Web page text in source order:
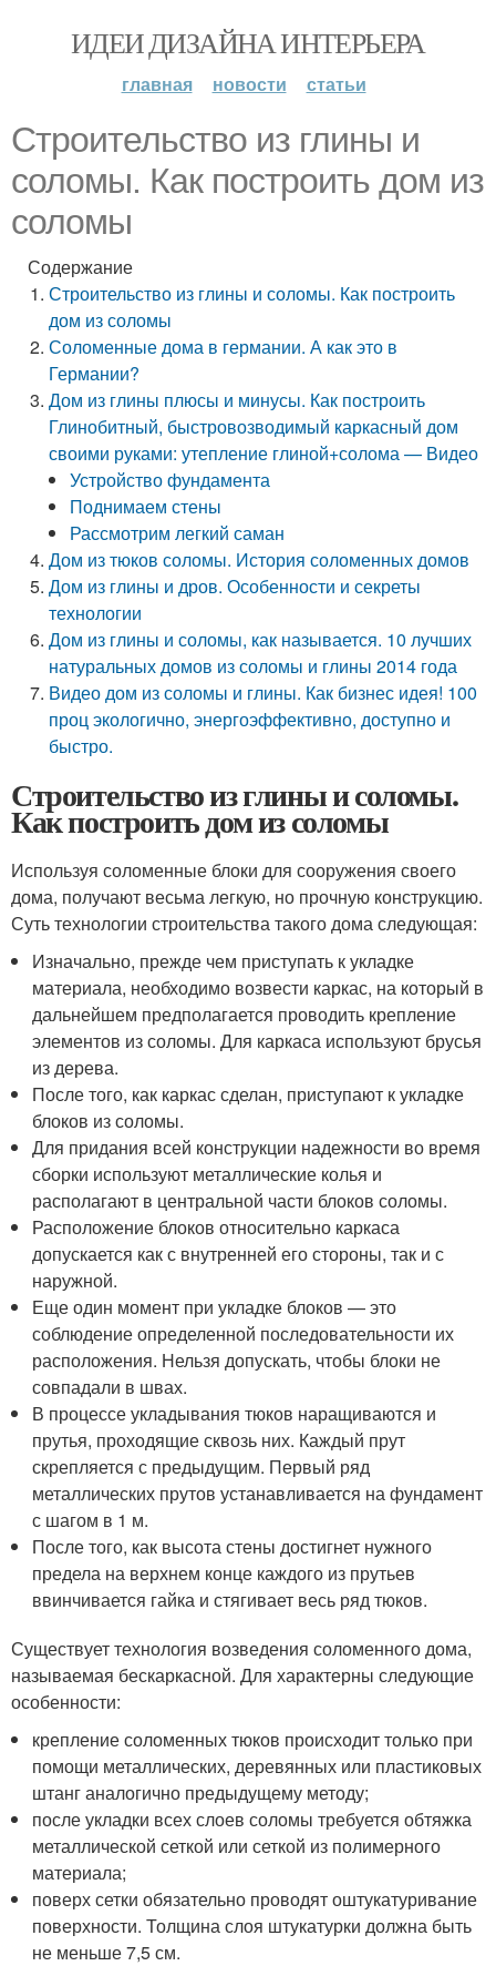
ИДЕИ ДИЗАЙНА ИНТЕРЬЕРА
главная новости статьи
Строительство из глины и
соломы. Как построить дом из
соломы
Содержание
Строительство из глины и соломы. Как построить
дом из соломы
Соломенные дома в германии. А как это в
Германии?
Дом из глины плюсы и минусы. Как построить
Глинобитный, быстровозводимый каркасный дом
своими руками: утепление глиной+солома — Видео
Устройство фундамента
Поднимаем стены
Рассмотрим легкий саман
Дом из тюков соломы. История соломенных домов
Дом из глины и дров. Особенности и секреты
технологии
Дом из глины и соломы, как называется. 10 лучших
натуральных домов из соломы и глины 2014 года
Видео дом из соломы и глины. Как бизнес идея! 100
проц экологично, энергоэффективно, доступно и
быстро.
Строительство из глины и соломы.
Как построить дом из соломы
Используя соломенные блоки для сооружения своего
дома, получают весьма легкую, но прочную конструкцию.
Суть технологии строительства такого дома следующая:
Изначально, прежде чем приступать к укладке
материала, необходимо возвести каркас, на который в
дальнейшем предполагается проводить крепление
элементов из соломы. Для каркаса используют брусья
из дерева.
После того, как каркас сделан, приступают к укладке
блоков из соломы.
Для придания всей конструкции надежности во время
сборки используют металлические колья и
располагают в центральной части блоков соломы.
Расположение блоков относительно каркаса
допускается как с внутренней его стороны, так и с
наружной.
Еще один момент при укладке блоков — это
соблюдение определенной последовательности их
расположения. Нельзя допускать, чтобы блоки не
совпадали в швах.
В процессе укладывания тюков наращиваются и
прутья, проходящие сквозь них. Каждый прут
скрепляется с предыдущим. Первый ряд
металлических прутов устанавливается на фундамент
с шагом в 1 м.
После того, как высота стены достигнет нужного
предела на верхнем конце каждого из прутьев
ввинчивается гайка и стягивает весь ряд тюков.
Существует технология возведения соломенного дома,
называемая бескаркасной. Для характерны следующие
особенности:
крепление соломенных тюков происходит только при
помощи металлических, деревянных или пластиковых
штанг аналогично предыдущему методу;
после укладки всех слоев соломы требуется обтяжка
металлической сеткой или сеткой из полимерного
материала;
поверх сетки обязательно проводят оштукатуривание
поверхности. Толщина слоя штукатурки должна быть
не меньше 7,5 см.